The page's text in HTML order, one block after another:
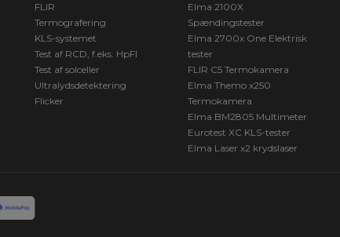
FLIR
Termografering
KLS-systemet
Test af RCD, f.eks. HpFI
Test af solceller
Ultralydsdetektering
Flicker
Elma 2100X
Spændingstester
Elma 2700x One Elektrisk
tester
FLIR C5 Termokamera
Elma Themo x250
Termokamera
Elma BM2805 Multimeter
Eurotest XC KLS-tester
Elma Laser x2 krydslaser